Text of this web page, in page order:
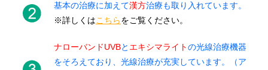
基本の治療に加えて漢方治療も取り入れています。
※詳しくはこちらをご覧ください。
ナローバンドUVBと エキシマライトの光線治療機器
をそろえており、光線治療が充実しています。（ア